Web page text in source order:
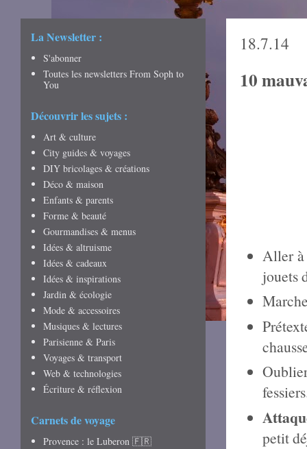
18.7.14
10
Aller
jouets
petit
La Newsletter :
S'abonner
Toutes les newsletters From Soph to
You
Découvrir les sujets :
Art & culture
City guides & voyages
DIY bricolages & créations
Déco & maison
Enfants & parents
Forme & beauté
Gourmandises & menus
Idées & altruisme
Idées & cadeaux
Idées & inspirations
Jardin & écologie
Mode & accessoires
Musiques & lectures
Parisienne & Paris
Voyages & transport
Web & technologies
Écriture & réflexion
Carnets de voyage
Provence : le Luberon 🇫🇷